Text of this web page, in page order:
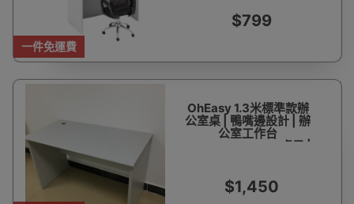
一件免運費
$799
OhEasy 1.3米標準款辦
公室桌 | 鴨嘴邊設計 | 辦
公室工作台
-130*70*75cm -桌子 |
$1,450